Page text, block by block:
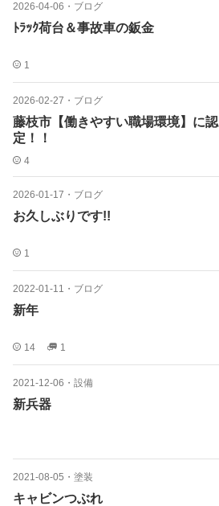
2026-04-06 ・ ブログ
ﾄﾗｯｸ荷台＆事故車の鈑金
1
2026-02-27 ・ ブログ
藤枝市【働きやすい職場環境】に認
定！！
4
2026-01-17 ・ ブログ
お久しぶりです!!
1
2022-01-11 ・ ブログ
新年
14 1
2021-12-06 ・ 設備
新兵器
2021-08-05 ・ 塗装
キャビンつぶれ